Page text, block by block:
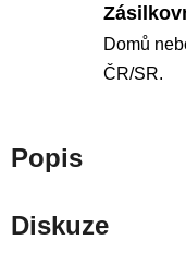
Domů
ČR/SR.
Popis
Diskuze